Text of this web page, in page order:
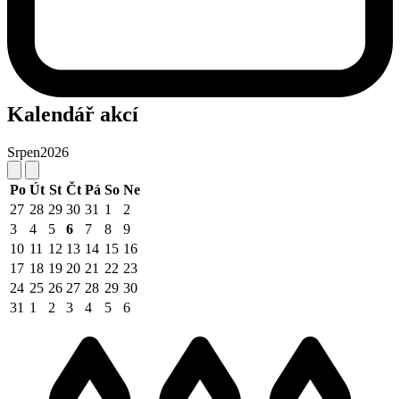
Kalendář akcí
Srpen2026
Po Út St Čt Pá So Ne
27 28 29 30 31 1
2
3
4 5 6 7 8
9
10 11 12 13 14 15 16
17 18 19 20 21 22 23
24 25 26 27 28 29 30
31 1 2 3 4 5 6